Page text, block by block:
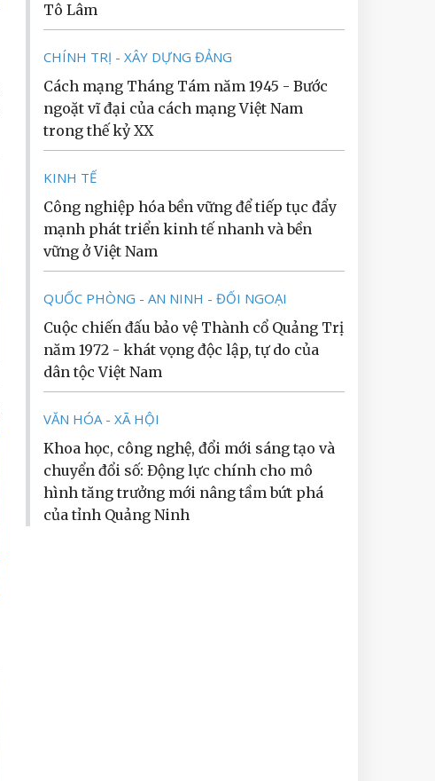
Tô Lâm
CHÍNH TRỊ - XÂY DỰNG ĐẢNG
Cách mạng Tháng Tám năm 1945 - Bước
ngoặt vĩ đại của cách mạng Việt Nam
trong thế kỷ XX
KINH TẾ
Công nghiệp hóa bền vững để tiếp tục đẩy
mạnh phát triển kinh tế nhanh và bền
vững ở Việt Nam
QUỐC PHÒNG - AN NINH - ĐỐI NGOẠI
Cuộc chiến đấu bảo vệ Thành cổ Quảng Trị
năm 1972 - khát vọng độc lập, tự do của
dân tộc Việt Nam
VĂN HÓA - XÃ HỘI
Khoa học, công nghệ, đổi mới sáng tạo và
chuyển đổi số: Động lực chính cho mô
hình tăng trưởng mới nâng tầm bứt phá
của tỉnh Quảng Ninh